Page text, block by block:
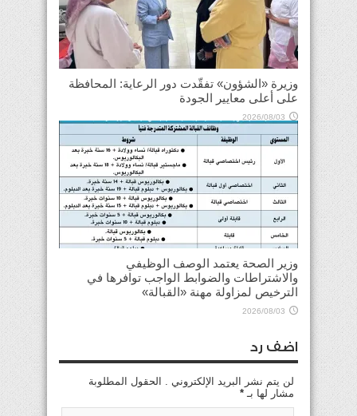
وزيرة «الشؤون» تفقّدت دور الرعاية: المحافظة
على أعلى معايير الجودة
2026/08/03
وزير الصحة يعتمد الوصف الوظيفي
والاشتراطات والضوابط الواجب توافرها في
الترخيص لمزاولة مهنة «القبالة»
2026/08/03
اضف رد
لن يتم نشر البريد الإلكتروني . الحقول المطلوبة
مشار لها بـ *